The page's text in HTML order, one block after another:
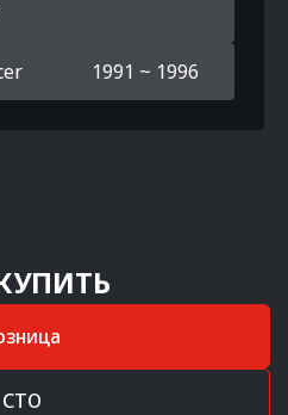
1991 ~ 1996
СТО